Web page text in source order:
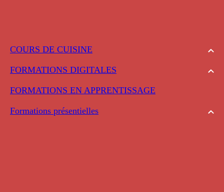
COURS DE CUISINE
FORMATIONS DIGITALES
FORMATIONS EN APPRENTISSAGE
Formations présentielles